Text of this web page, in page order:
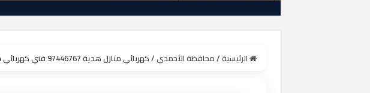
الرئيسية/محافظة الأحمدي/كهربائي منازل هدية 97446767 فني كهربائي 24 ساعة